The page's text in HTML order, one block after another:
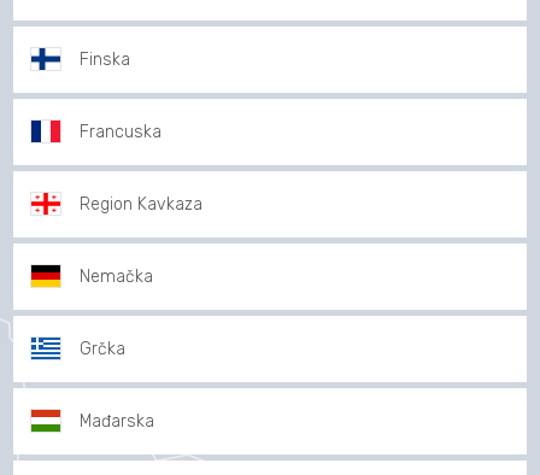
Finska
Francuska
Region Kavkaza
Nemačka
Grčka
Mađarska